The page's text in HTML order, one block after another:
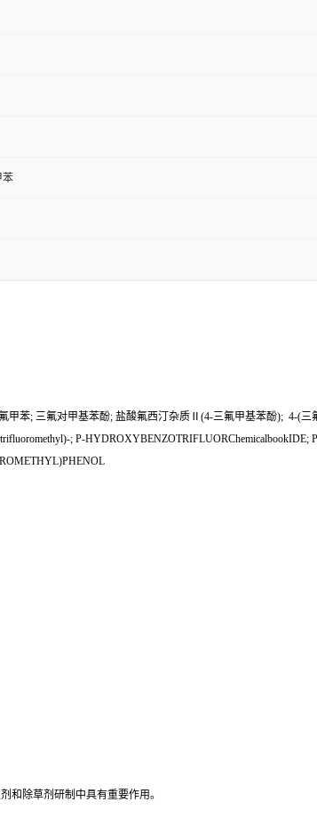
苯
甲苯; 三氟对甲基苯酚; 盐酸氟西汀杂质Ⅱ(4-三氟甲基苯酚); 4-(三
(trifluoromethyl)-; P-
和除草剂研制中具有重要作用。